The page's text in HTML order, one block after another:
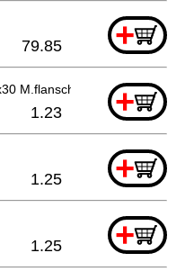
+
79.85
M.flansch (schwarz)
+
1.23
+
1.25
+
1.25